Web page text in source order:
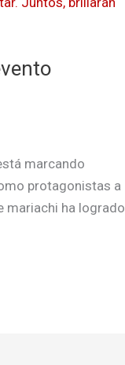
marcando
protagonistas a
mariachi ha logrado